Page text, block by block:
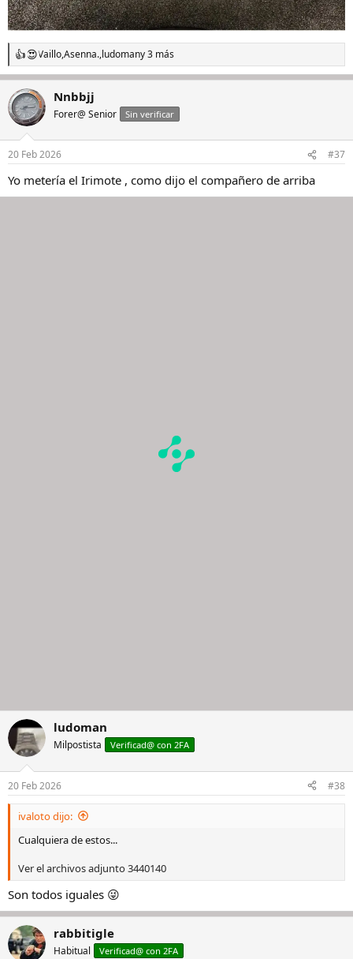
R
e
a
c
c
i
e
:
Vaillo,Asenna.,ludomany 3 más
Nnbbjj
Forer@ Senior Sin verificar
20 Feb 2026 #37
Yo metería el Irimote , como dijo el compañero de arriba
ludoman
Milpostista Verificad@ con 2FA
20 Feb 2026 #38
ivaloto dijo:
Cualquiera de estos...
Ver el archivos adjunto 3440140
Son todos iguales 😜
rabbitigle
Habitual Verificad@ con 2FA